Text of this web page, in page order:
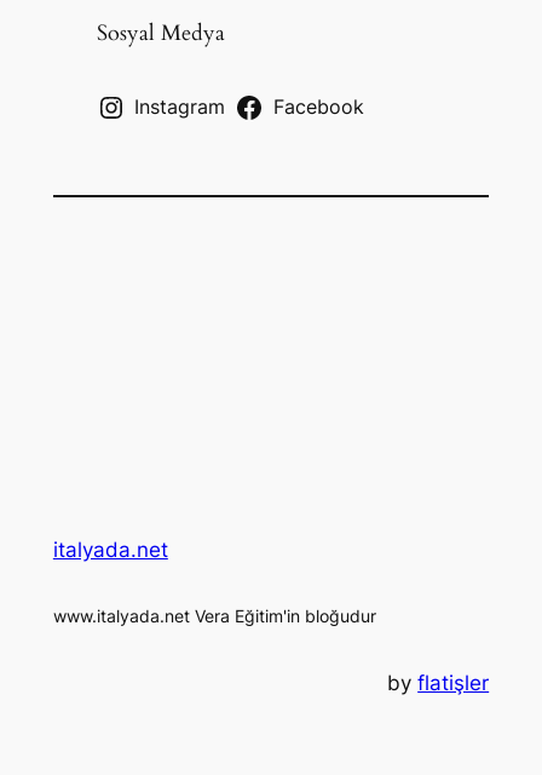
Sosyal Medya
Instagram Facebook
italyada.net
www.italyada.net Vera Eğitim'in bloğudur
byflatişler